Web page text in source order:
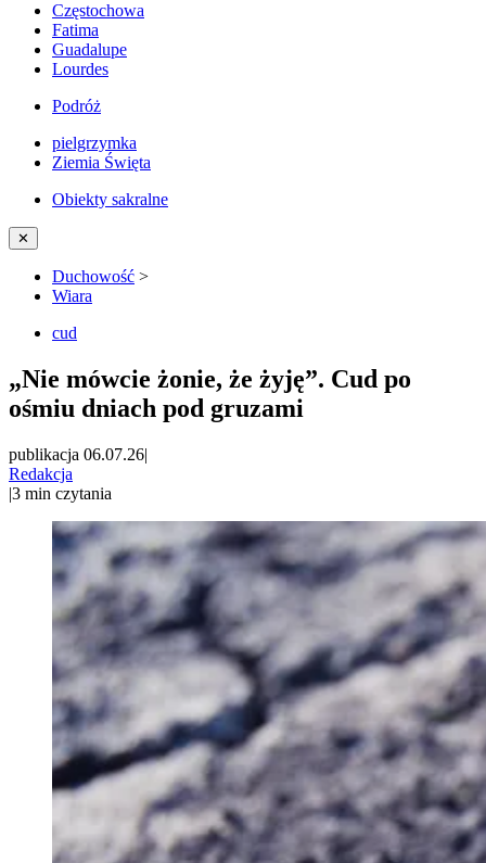
Częstochowa
Fatima
Guadalupe
Lourdes
Podróż
pielgrzymka
Ziemia Święta
Obiekty sakralne
✕
Duchowość >
Wiara
cud
„Nie mówcie żonie, że żyję”. Cud po
ośmiu dniach pod gruzami
publikacja 06.07.26|
Redakcja
|3 min czytania